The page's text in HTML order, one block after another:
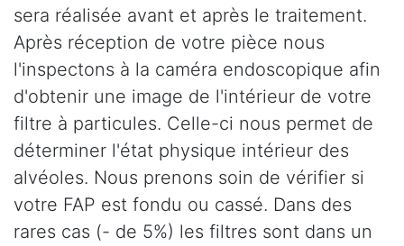
sera réalisée avant et après le traitement.
Après réception de votre pièce nous
l'inspectons à la caméra endoscopique afin
d'obtenir une image de l'intérieur de votre
filtre à particules. Celle-ci nous permet de
déterminer l'état physique intérieur des
alvéoles. Nous prenons soin de vérifier si
votre FAP est fondu ou cassé. Dans des
rares cas (- de 5%) les filtres sont dans un